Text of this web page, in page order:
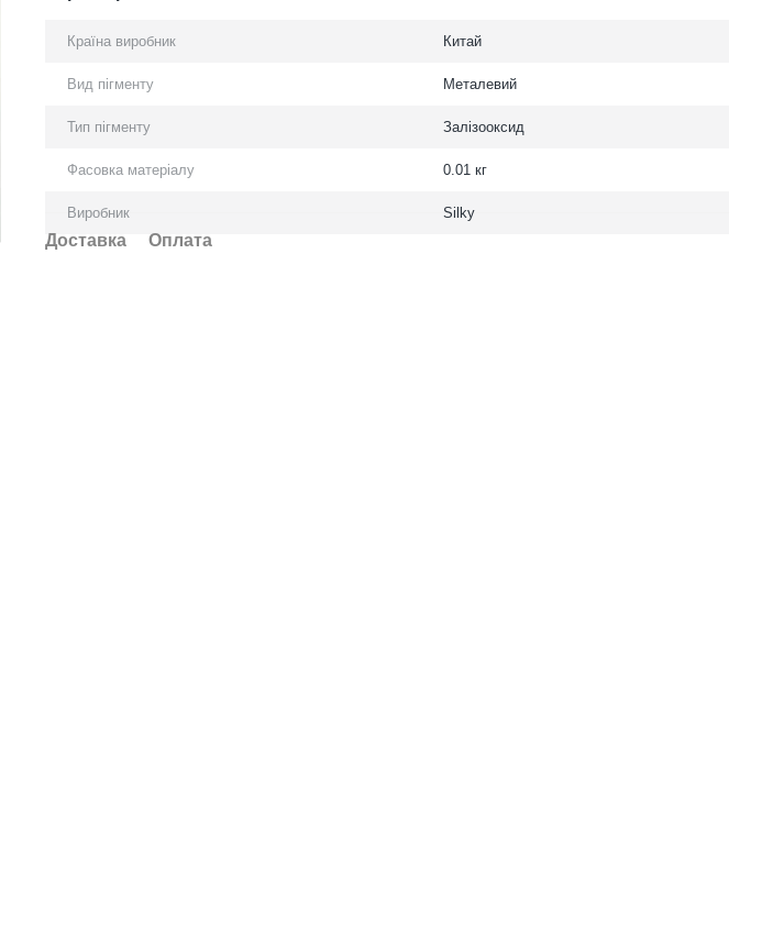
Країна виробник Китай
Вид пігменту Металевий
Тип пігменту Залізооксид
Фасовка матеріалу 0.01 кг
Виробник Silky
Доставка Оплата